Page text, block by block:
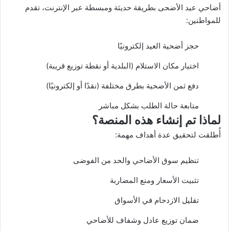
أضاحي عيد الأضحى بطريقة حديثة ومبسطة عبر الإنترنت، تقدم
للمواطنين:
حجز أضحية العيد إلكترونيًا
اختيار مكان الاستلام (البلدية أو نقطة توزيع قريبة)
دفع ثمن الأضحية بطرق مختلفة (نقدًا أو إلكترونيًا)
متابعة حالة الطلب بشكل مباشر
لماذا تم إنشاء هذه المنصة؟
أُطلقت لتحقيق عدة أهداف مهمة:
تنظيم سوق الأضاحي والحد من الفوضى
تثبيت الأسعار ومنع المضاربة
تقليل الازدحام في الأسواق
ضمان توزيع عادل وشفاف للأضاحي